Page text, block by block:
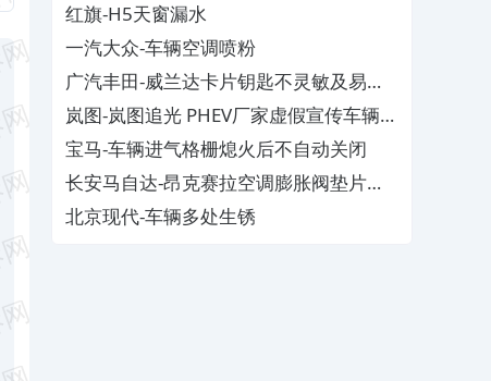
红旗-H5天窗漏水
一汽大众-车辆空调喷粉
广汽丰田-威兰达卡片钥匙不灵敏及易消
磁
岚图-岚图追光 PHEV厂家虚假宣传车辆配
置与功能
宝马-车辆进气格栅熄火后不自动关闭
长安马自达-昂克赛拉空调膨胀阀垫片生
锈
北京现代-车辆多处生锈